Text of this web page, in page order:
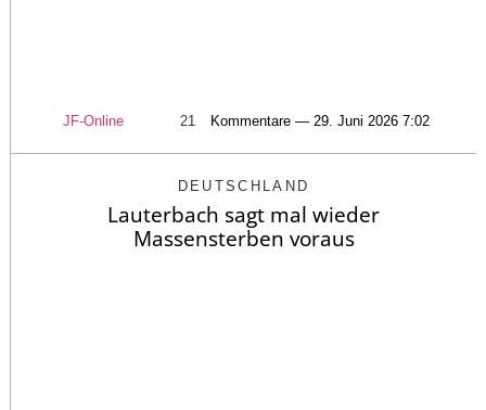
JF-Online 21 Kommentare — 29. Juni 2026 7:02
DEUTSCHLAND
Lauterbach sagt mal wieder
Massensterben voraus